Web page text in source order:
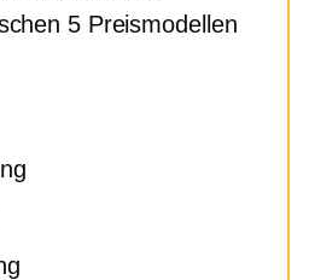
5 Preismodellen